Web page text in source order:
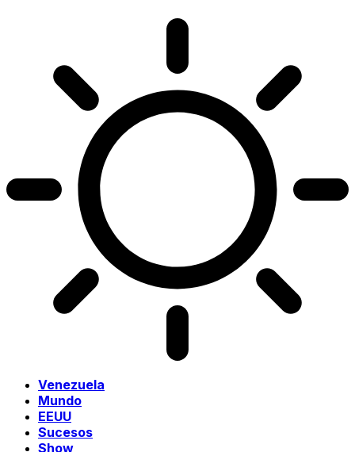
Venezuela
Mundo
EEUU
Sucesos
Show